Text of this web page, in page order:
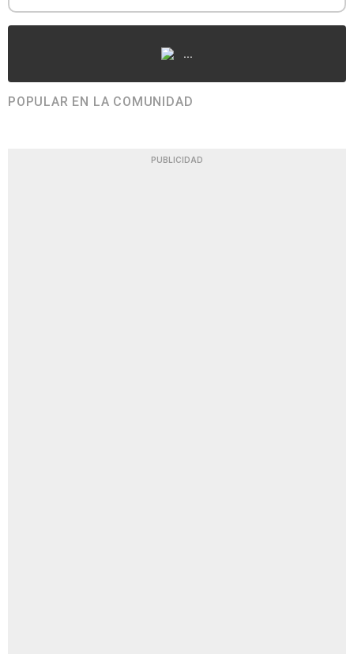
...
POPULAR EN LA COMUNIDAD
PUBLICIDAD